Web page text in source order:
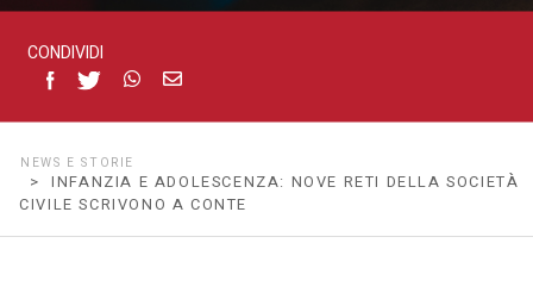
Conte
CONDIVIDI
NEWS E STORIE
> INFANZIA E ADOLESCENZA: NOVE RETI DELLA SOCIETÀ
CIVILE SCRIVONO A CONTE